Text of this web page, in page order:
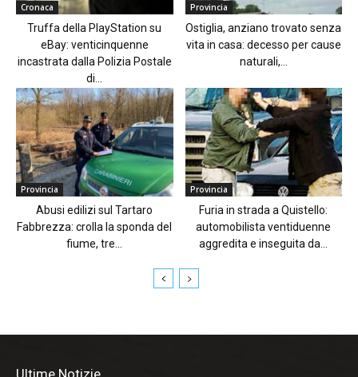
Cronaca
Truffa della PlayStation su
eBay: venticinquenne
incastrata dalla Polizia Postale
di...
Provincia
Ostiglia, anziano trovato senza
vita in casa: decesso per cause
naturali,...
Provincia
Abusi edilizi sul Tartaro
Fabbrezza: crolla la sponda del
fiume, tre...
Provincia
Furia in strada a Quistello:
automobilista ventiduenne
aggredita e inseguita da...
Ultime Notizie